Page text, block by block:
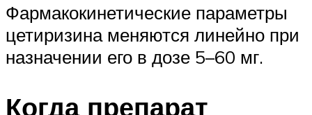
Фармакокинетические параметры
цетиризина меняются линейно при
назначении его в дозе 5–60 мг.
Когда препарат